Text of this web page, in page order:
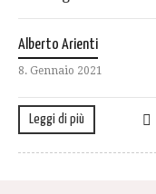
Alberto Arienti
8. Gennaio 2021
Leggi di più